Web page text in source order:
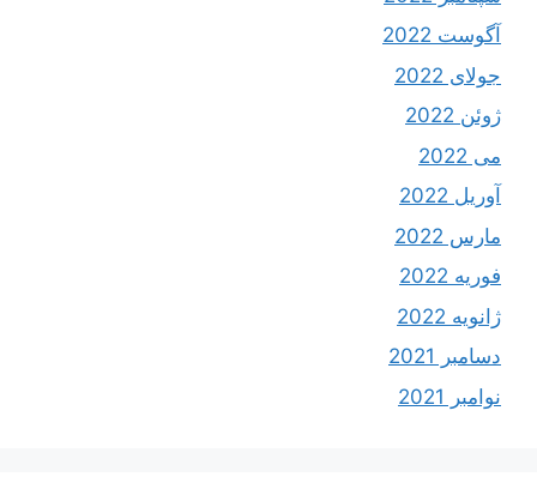
آگوست 2022
جولای 2022
ژوئن 2022
می 2022
آوریل 2022
مارس 2022
فوریه 2022
ژانویه 2022
دسامبر 2021
نوامبر 2021